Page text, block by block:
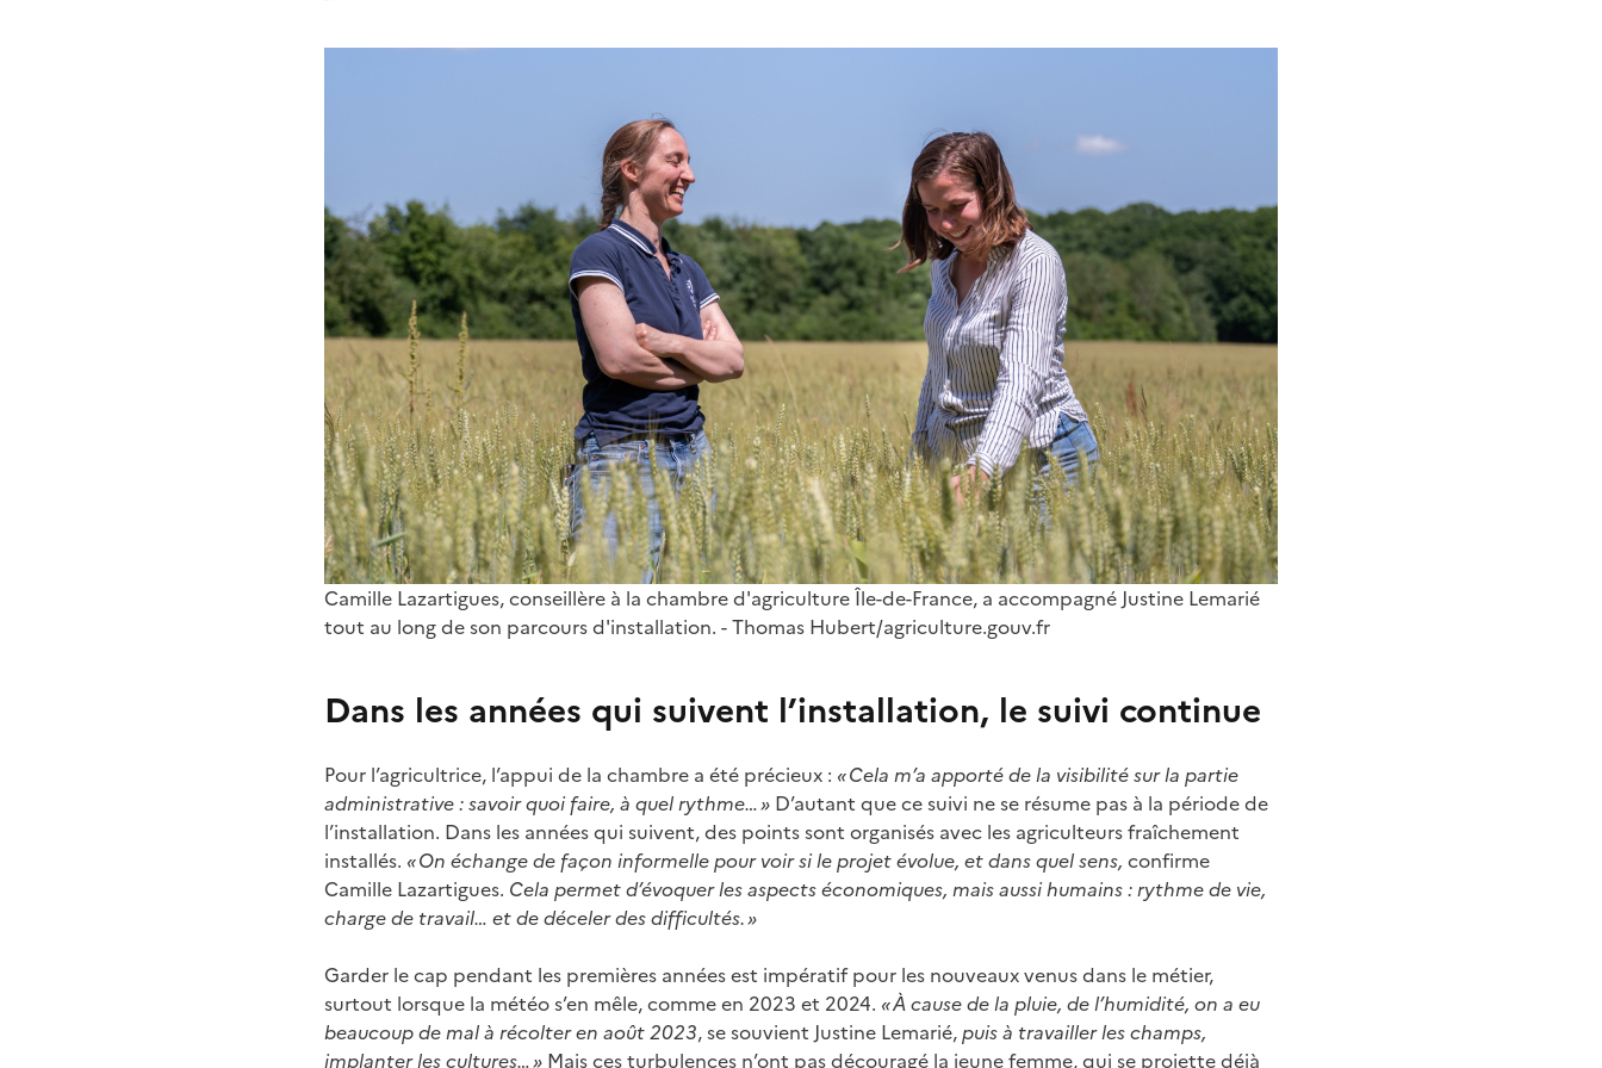
Camille Lazartigues, conseillère à la chambre d'agriculture Île-de-France, a accompagné Justine Lemarié
tout au long de son parcours d'installation. - Thomas Hubert/agriculture.gouv.fr
Dans les années qui suivent l’installation, le suivi continue
Pour l’agricultrice, l’appui de la chambre a été précieux : « Cela m’a apporté de la visibilité sur la partie
administrative : savoir quoi faire, à quel rythme… » D’autant que ce suivi ne se résume pas à la période de
l’installation. Dans les années qui suivent, des points sont organisés avec les agriculteurs fraîchement
installés. « On échange de façon informelle pour voir si le projet évolue, et dans quel sens, confirme
Camille Lazartigues. Cela permet d’évoquer les aspects économiques, mais aussi humains : rythme de vie,
charge de travail… et de déceler des difficultés. »
Garder le cap pendant les premières années est impératif pour les nouveaux venus dans le métier,
surtout lorsque la météo s’en mêle, comme en 2023 et 2024. « À cause de la pluie, de l’humidité, on a eu
beaucoup de mal à récolter en août 2023, se souvient Justine Lemarié,puis à travailler les champs,
implanter les cultures… » Mais ces turbulences n’ont pas découragé la jeune femme, qui se projette déjà